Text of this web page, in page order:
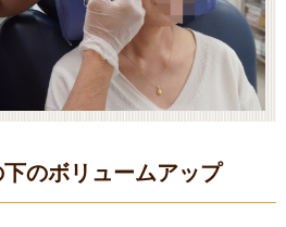
のボリュームアップ